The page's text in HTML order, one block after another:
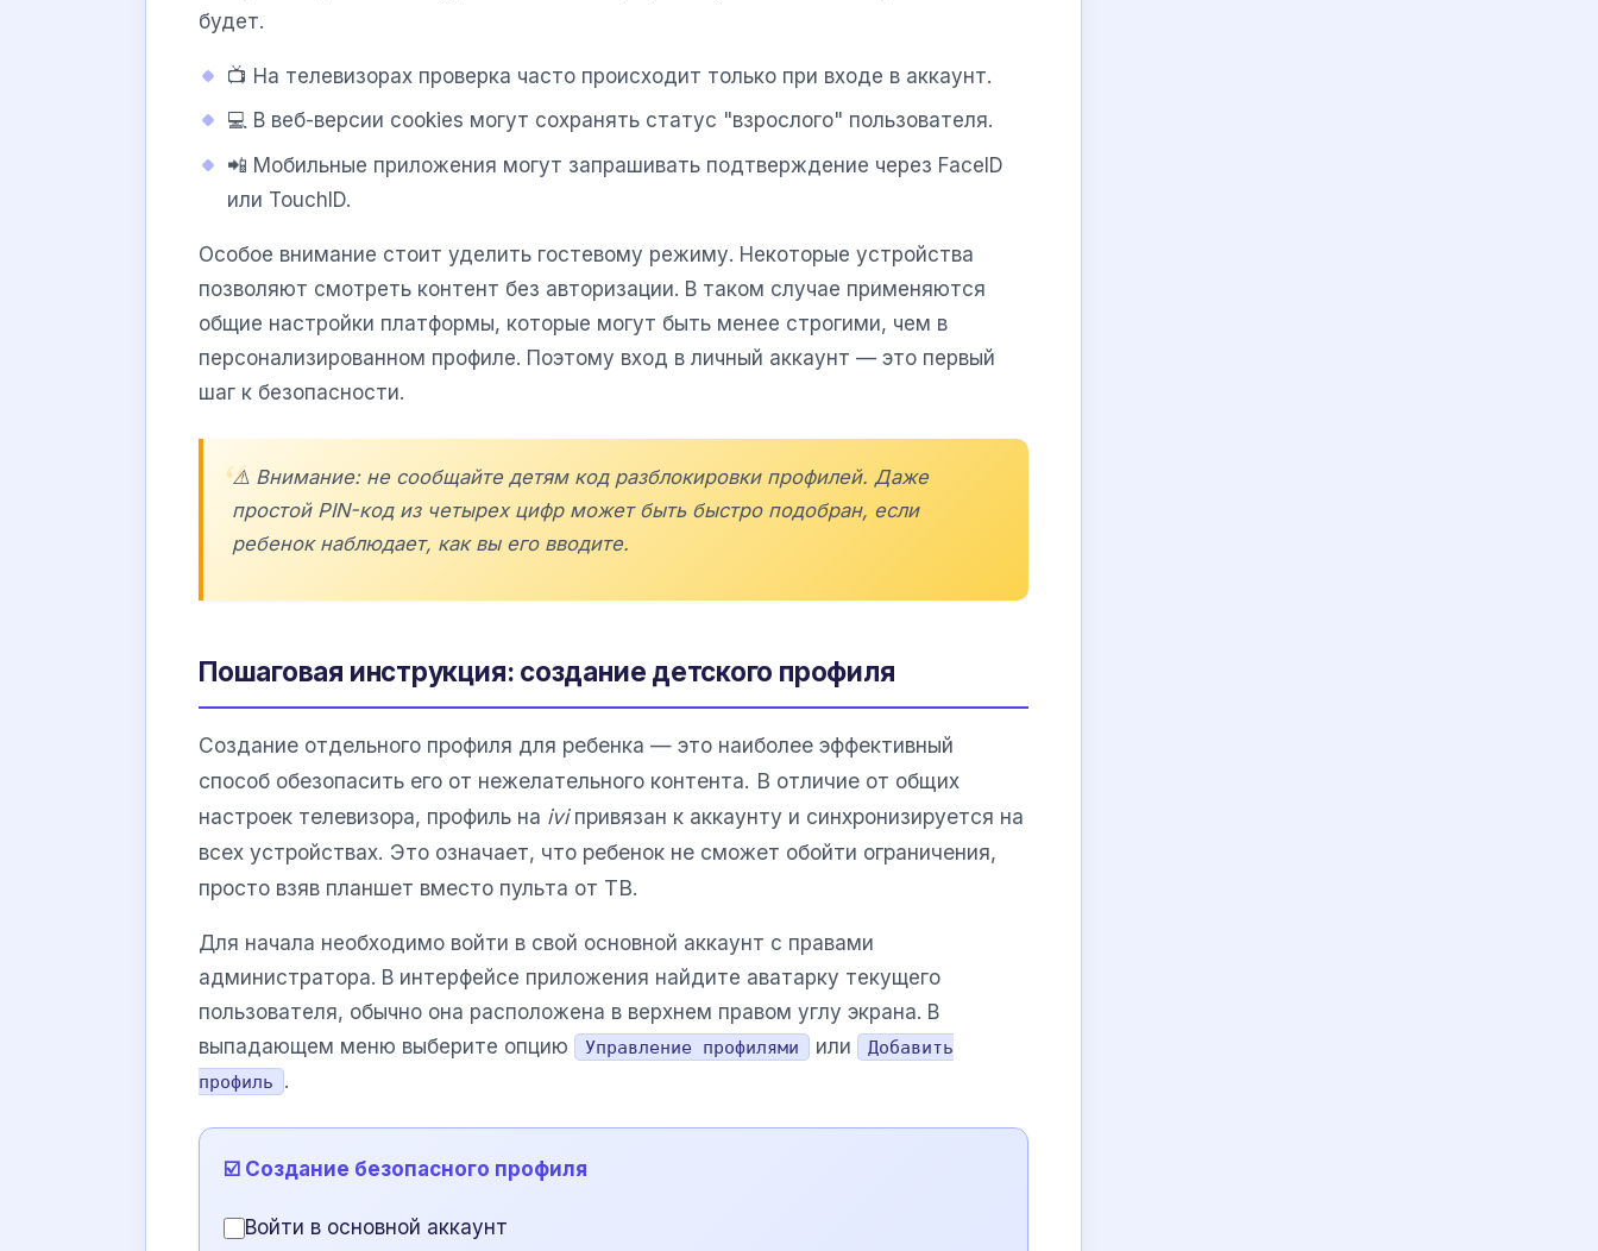
будет.
📺 На телевизорах проверка часто происходит только при входе в аккаунт.
💻 В веб-версии cookies могут сохранять статус "взрослого" пользователя.
📲 Мобильные приложения могут запрашивать подтверждение через FaceID
или TouchID.
Особое внимание стоит уделить гостевому режиму. Некоторые устройства
позволяют смотреть контент без авторизации. В таком случае применяются
общие настройки платформы, которые могут быть менее строгими, чем в
персонализированном профиле. Поэтому вход в личный аккаунт — это первый
шаг к безопасности.
⚠️ Внимание: не сообщайте детям код разблокировки профилей. Даже
простой PIN-код из четырех цифр может быть быстро подобран, если
ребенок наблюдает, как вы его вводите.
Пошаговая инструкция: создание детского профиля
Создание отдельного профиля для ребенка — это наиболее эффективный
способ обезопасить его от нежелательного контента. В отличие от общих
настроек телевизора, профиль на iviпривязан к аккаунту и синхронизируется на
всех устройствах. Это означает, что ребенок не сможет обойти ограничения,
просто взяв планшет вместо пульта от ТВ.
Для начала необходимо войти в свой основной аккаунт с правами
администратора. В интерфейсе приложения найдите аватарку текущего
пользователя, обычно она расположена в верхнем правом углу экрана. В
выпадающем меню выберите опцию
Управление профилями или
Добавить
профиль
.
☑️ Создание безопасного профиля
Войти в основной аккаунт